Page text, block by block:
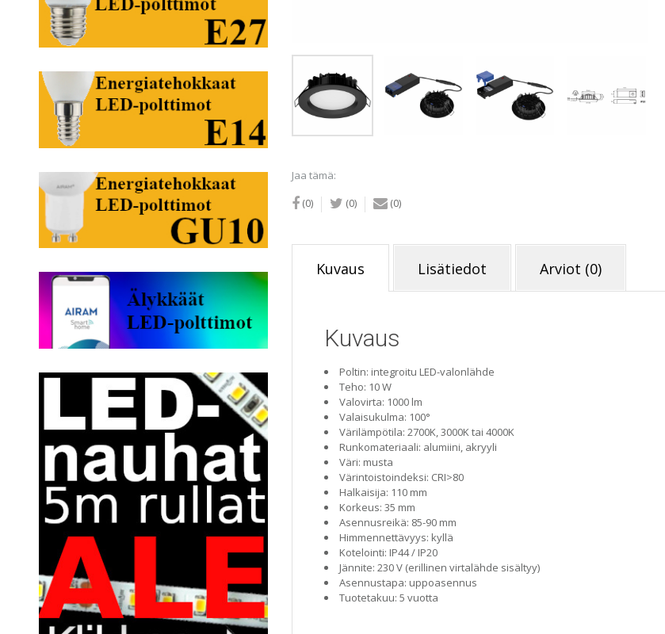
Jaa tämä:
(0) (0) (0)
Kuvaus Lisätiedot Arviot (0)
Kuvaus
Poltin: integroitu LED-valonlähde
Teho: 10 W
Valovirta: 1000 lm
Valaisukulma: 100°
Värilämpötila: 2700K, 3000K tai 4000K
Runkomateriaali: alumiini, akryyli
Väri: musta
Värintoistoindeksi: CRI>80
Halkaisija: 110 mm
Korkeus: 35 mm
Asennusreikä: 85-90 mm
Himmennettävyys: kyllä
Kotelointi: IP44 / IP20
Jännite: 230 V (erillinen virtalähde sisältyy)
Asennustapa: uppoasennus
Tuotetakuu: 5 vuotta